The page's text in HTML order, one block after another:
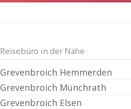
Reisebüro in der Nähe
Grevenbroich Hemmerden
Grevenbroich Münchrath
Grevenbroich Elsen